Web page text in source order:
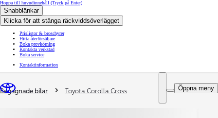
Hoppa till huvudinnehåll (Tryck på Enter)
Snabblänkar
Klicka för att stänga räckviddsöverlägget
Prislistor & broschyrer
Hitta återförsäljare
Boka provkörning
Kontakta verkstad
Boka service
Kontaktinformation
Öppna meny
You are here
Begagnade bilar Toyota Corolla Cross